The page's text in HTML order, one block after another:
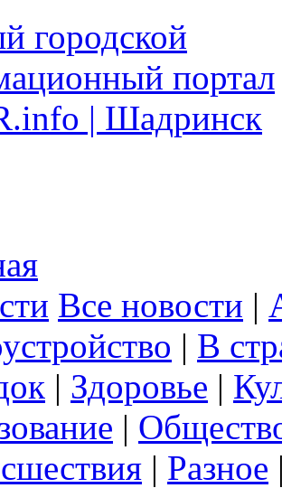
Все новости |
| В
| Здоровье |
|
| Разное